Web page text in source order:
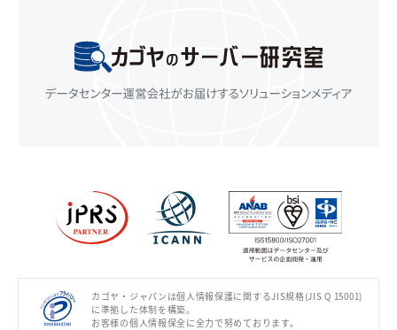
カゴヤ・ジャパンは個人情報保護に関するJIS規格(JIS Q 15001)
に準拠した体制を構築。
お客様の個人情報保全に全力で努めております。